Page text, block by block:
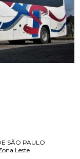
SÃO PAULO
Leste